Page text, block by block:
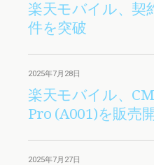
楽天モバイル、契
件を突破
2025年7月28日
楽天モバイル、
Pro (A001)を販売
2025年7月27日